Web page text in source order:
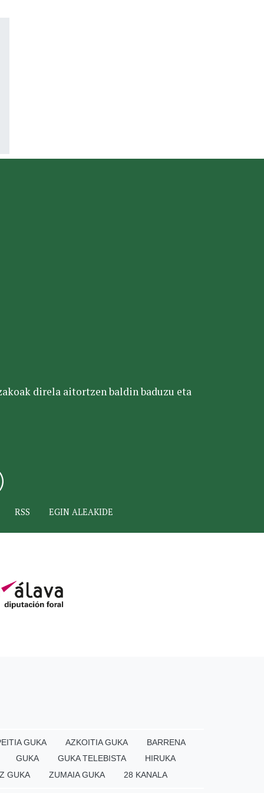
direla aitortzen baldin baduzu eta
RSS EGIN ALEAKIDE
GUKA AZKOITIA GUKA
BARRENA
GUKA GUKA TELEBISTA
HIRUKA
GUKA ZUMAIA GUKA 28 KANALA